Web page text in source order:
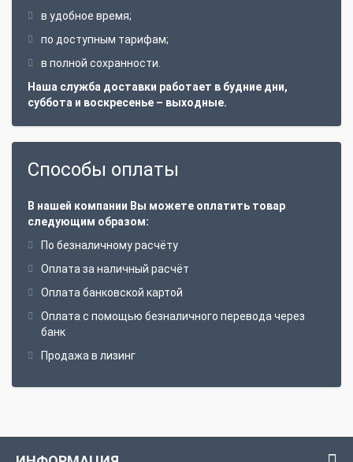
в удобное время;
по доступным тарифам;
в полной сохранности.
Наша служба доставки работает в будние дни,
суббота и воскресенье – выходные.
Способы оплаты
В нашей компании Вы можете оплатить товар
следующим образом:
По безналичному расчёту
Оплата за наличный расчёт
Оплата банковской картой
Оплата с помощью безналичного перевода через
банк
Продажа в лизинг